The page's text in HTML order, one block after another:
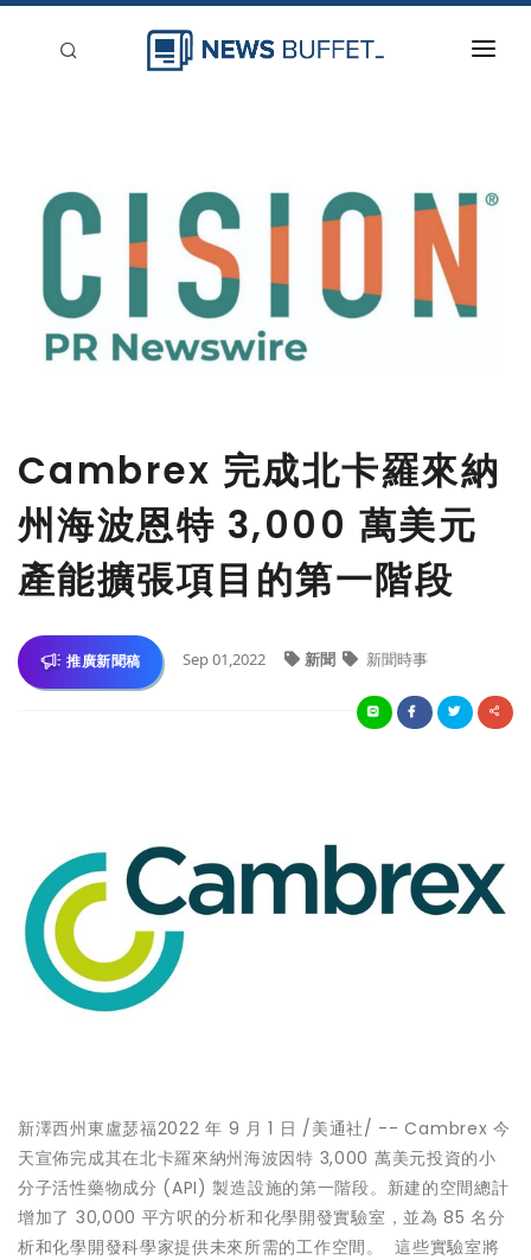
登入
Cambrex 完成北卡羅來納
州海波恩特 3,000 萬美元
產能擴張項目的第一階段
推廣新聞稿 Sep 01,2022 新聞 新聞時事
新澤西州東盧瑟福2022 年 9 月 1 日 /美通社/ -- Cambrex 今
天宣佈完成其在北卡羅來納州海波因特 3,000 萬美元投資的小
分子活性藥物成分 (API) 製造設施的第一階段。新建的空間總計
增加了 30,000 平方呎的分析和化學開發實驗室，並為 85 名分
析和化學開發科學家提供未來所需的工作空間。 這些實驗室將